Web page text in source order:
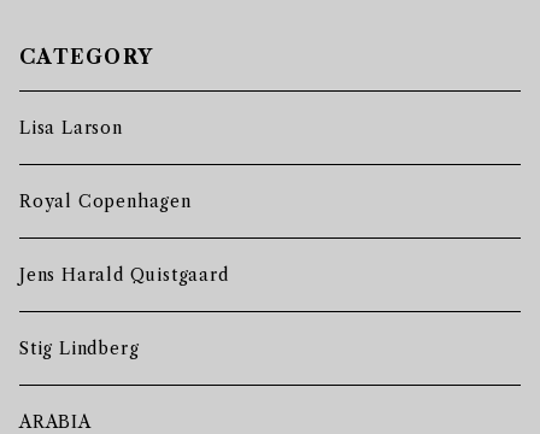
CATEGORY
Lisa Larson
Royal Copenhagen
Jens Harald Quistgaard
Stig Lindberg
ARABIA